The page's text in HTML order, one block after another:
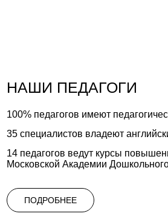
НАШИ ПЕДАГОГИ
100% педагогов имеют
35 специалистов владеют
14 педагогов ведут курсы
Московской Академии
ПОДРОБНЕЕ